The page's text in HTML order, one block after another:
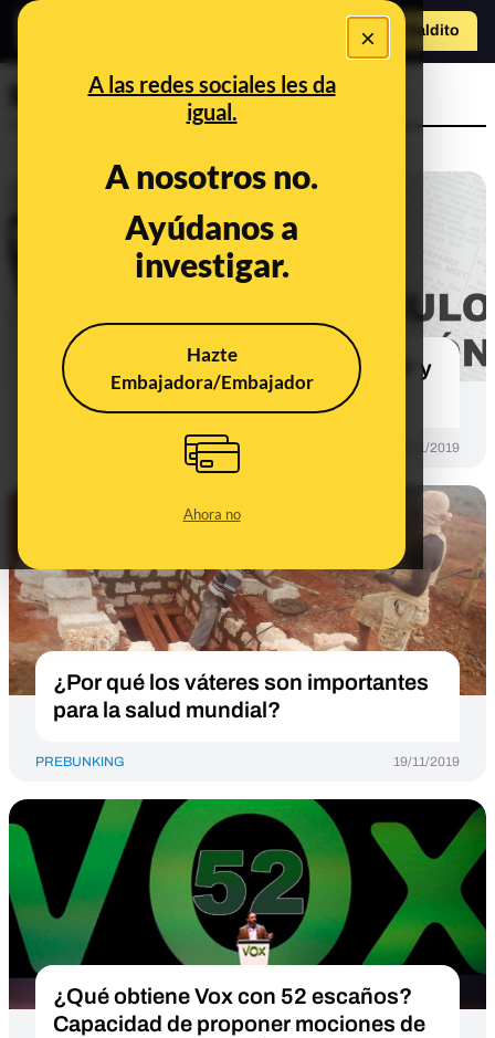
×
A las redes sociales les da
igual.
A nosotros no.
Ayúdanos a
investigar.
Hazte
Embajadora/Embajador
Ahora no
Hazte Maldito
Maldita Te Explica
Dejemos de hablar de 'FAKE NEWS' y
de 'NOTICIAS FALSAS'
20/11/2019
¿Por qué los váteres son importantes
para la salud mundial?
PREBUNKING 19/11/2019
¿Qué obtiene Vox con 52 escaños?
Capacidad de proponer mociones de